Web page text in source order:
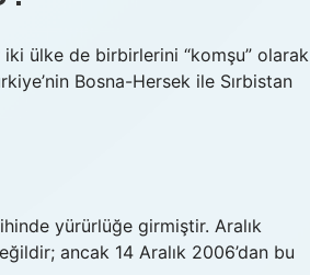
ülke de birbirlerini “komşu” olarak
Bosna-Hersek ile Sırbistan
yürürlüğe girmiştir. Aralık
ancak 14 Aralık 2006’dan bu